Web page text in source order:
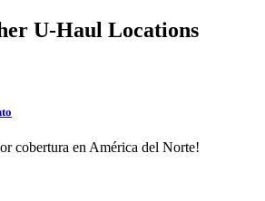
U-Haul Locations
cobertura en América del Norte!